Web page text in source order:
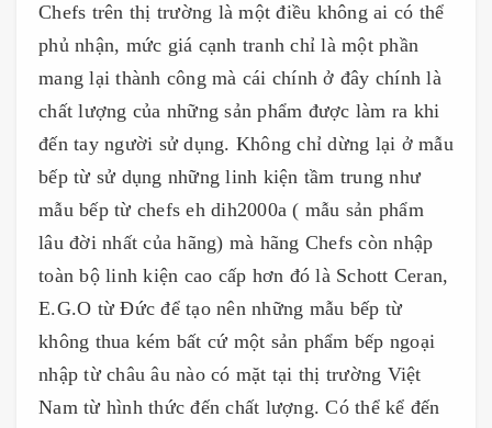
Chefs trên thị trường là một điều không ai có thể
phủ nhận, mức giá cạnh tranh chỉ là một phần
mang lại thành công mà cái chính ở đây chính là
chất lượng của những sản phẩm được làm ra khi
đến tay người sử dụng. Không chỉ dừng lại ở mẫu
bếp từ sử dụng những linh kiện tầm trung như
mẫu bếp từ chefs eh dih2000a ( mẫu sản phẩm
lâu đời nhất của hãng) mà hãng Chefs còn nhập
toàn bộ linh kiện cao cấp hơn đó là Schott Ceran,
E.G.O từ Đức để tạo nên những mẫu bếp từ
không thua kém bất cứ một sản phẩm bếp ngoại
nhập từ châu âu nào có mặt tại thị trường Việt
Nam từ hình thức đến chất lượng. Có thể kể đến